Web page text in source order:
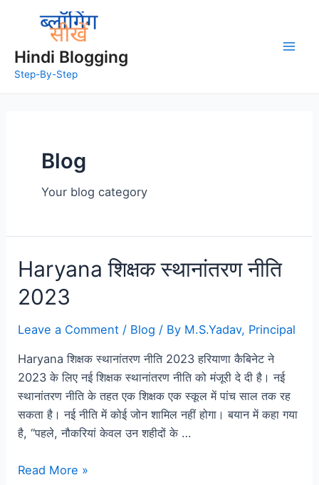
Hindi Blogging
Step-By-Step
Blog
Your blog category
Haryana शिक्षक स्थानांतरण नीति
2023
Leave a Comment / Blog / By M.S.Yadav, Principal
Haryana शिक्षक स्थानांतरण नीति 2023 हरियाणा कैबिनेट ने
2023 के लिए नई शिक्षक स्थानांतरण नीति को मंजूरी दे दी है। नई
स्थानांतरण नीति के तहत एक शिक्षक एक स्कूल में पांच साल तक रह
सकता है। नई नीति में कोई जोन शामिल नहीं होगा। बयान में कहा गया
है, “पहले, नौकरियां केवल उन शहीदों के …
Read More »